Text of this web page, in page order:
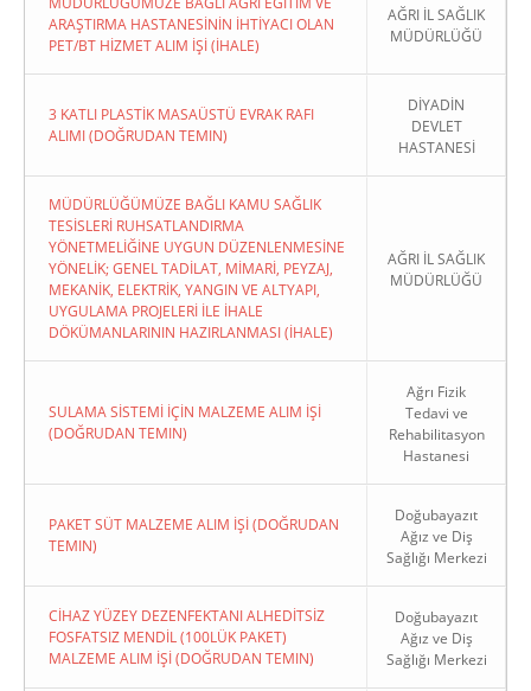
ARAŞTIRMA HASTANESİNİN İHTİYACI OLAN
PET/BT HİZMET ALIM İŞİ (İHALE)
AĞRI İL SAĞLIK
MÜDÜRLÜĞÜ
3 KATLI PLASTİK MASAÜSTÜ EVRAK RAFI
ALIMI (DOĞRUDAN TEMIN)
DİYADİN
DEVLET
HASTANESİ
MÜDÜRLÜĞÜMÜZE BAĞLI KAMU SAĞLIK
TESİSLERİ RUHSATLANDIRMA
YÖNETMELİĞİNE UYGUN DÜZENLENMESİNE
YÖNELİK; GENEL TADİLAT, MİMARİ, PEYZAJ,
MEKANİK, ELEKTRİK, YANGIN VE ALTYAPI,
UYGULAMA PROJELERİ İLE İHALE
DÖKÜMANLARININ HAZIRLANMASI (İHALE)
AĞRI İL SAĞLIK
MÜDÜRLÜĞÜ
SULAMA SİSTEMİ İÇİN MALZEME ALIM İŞİ
(DOĞRUDAN TEMIN)
Ağrı Fizik
Tedavi ve
Rehabilitasyon
Hastanesi
PAKET SÜT MALZEME ALIM İŞİ (DOĞRUDAN
TEMIN)
Doğubayazıt
Ağız ve Diş
Sağlığı Merkezi
CİHAZ YÜZEY DEZENFEKTANI ALHEDİTSİZ
FOSFATSIZ MENDİL (100LÜK PAKET)
MALZEME ALIM İŞİ (DOĞRUDAN TEMIN)
Doğubayazıt
Ağız ve Diş
Sağlığı Merkezi